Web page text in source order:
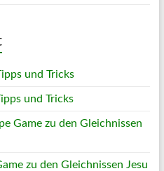
und Tricks
und Tricks
Game zu den Gleichnissen
zu den Gleichnissen Jesu